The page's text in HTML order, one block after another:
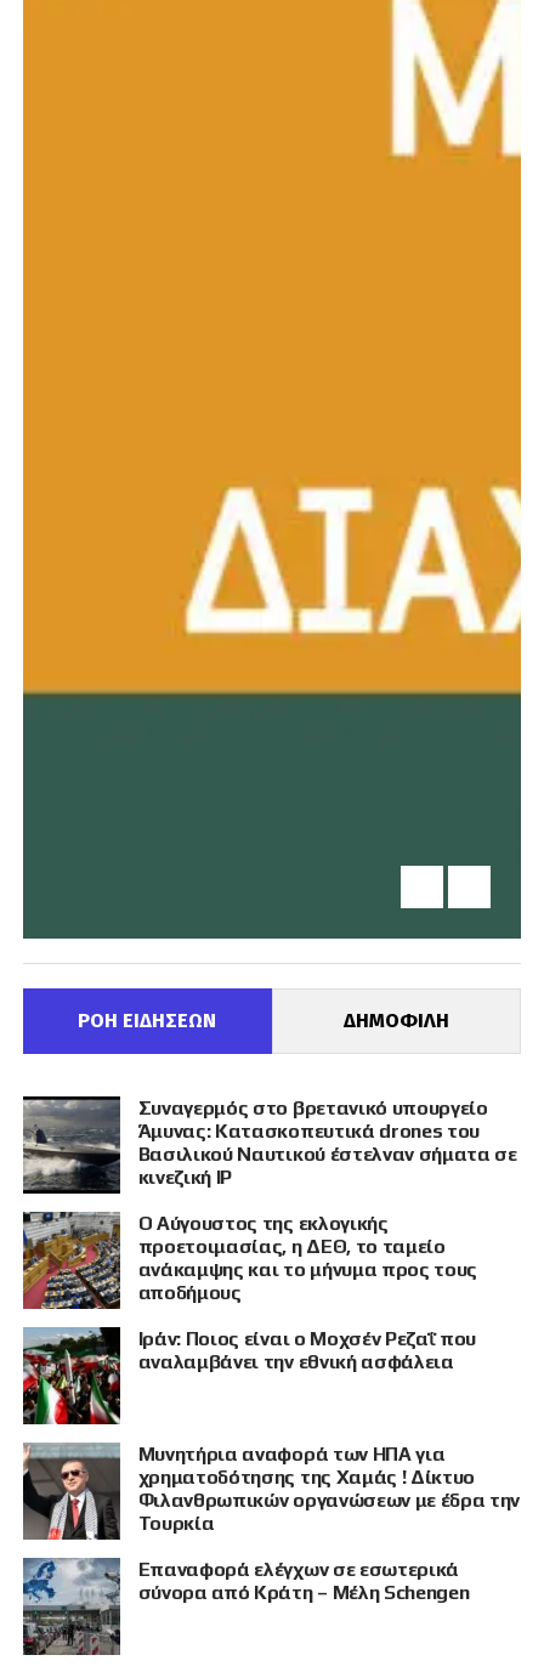
ΠΡΟΒΟΛΗ
ΡΟΗ ΕΙΔΗΣΕΩΝ ΔΗΜΟΦΙΛΗ
Συναγερμός στο βρετανικό υπουργείο
Άμυνας: Κατασκοπευτικά drones του
Βασιλικού Ναυτικού έστελναν σήματα σε
κινεζική IP
Ο Αύγουστος της εκλογικής
προετοιμασίας, η ΔΕΘ, το ταμείο
ανάκαμψης και το μήνυμα προς τους
αποδήμους
Ιράν: Ποιος είναι ο Μοχσέν Ρεζαΐ που
αναλαμβάνει την εθνική ασφάλεια
Μυνητήρια αναφορά των ΗΠΑ για
χρηματοδότησης της Χαμάς ! Δίκτυο
Φιλανθρωπικών οργανώσεων με έδρα την
Τουρκία
Επαναφορά ελέγχων σε εσωτερικά
σύνορα από Κράτη – Μέλη Schengen